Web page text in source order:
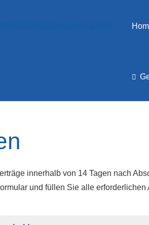
innerhalb von 14 Tagen nach
und füllen Sie alle erforderlichen